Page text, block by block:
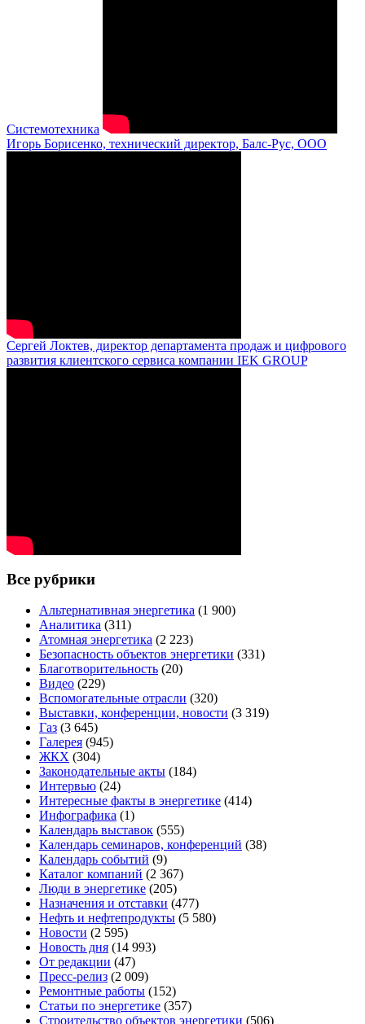
Системотехника
Игорь Борисенко, технический директор, Балс-Рус, ООО
Сергей Локтев, директор департамента продаж и цифрового
развития клиентского сервиса компании IEK GROUP
Все рубрики
Альтернативная энергетика (1 900)
Аналитика (311)
Атомная энергетика (2 223)
Безопасность объектов энергетики (331)
Благотворительность (20)
Видео (229)
Вспомогательные отрасли (320)
Выставки, конференции, новости (3 319)
Газ (3 645)
Галерея (945)
ЖКХ (304)
Законодательные акты (184)
Интервью (24)
Интересные факты в энергетике (414)
Инфографика (1)
Календарь выставок (555)
Календарь семинаров, конференций (38)
Календарь событий (9)
Каталог компаний (2 367)
Люди в энергетике (205)
Назначения и отставки (477)
Нефть и нефтепродукты (5 580)
Новости (2 595)
Новость дня (14 993)
От редакции (47)
Пресс-релиз (2 009)
Ремонтные работы (152)
Статьи по энергетике (357)
Строительство объектов энергетики (506)